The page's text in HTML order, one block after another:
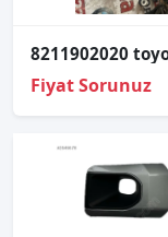
Fiyat Sorunuz